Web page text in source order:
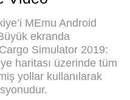
sistemi Cargo
gerçek bir PC
çoklu örnek
daha fazla hesap
en önemlisi, özel
MEmu Android
ekranda
Simulator 2019:
haritası üzerinde tüm
yollar kullanılarak